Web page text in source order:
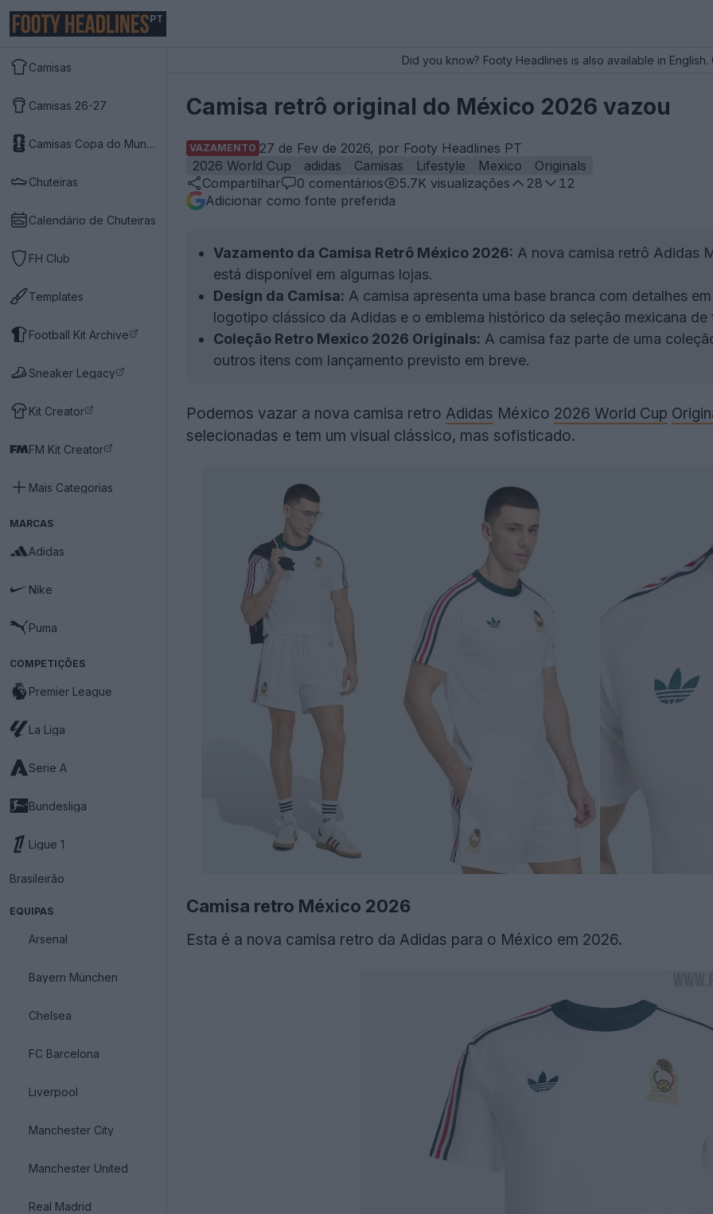
PT
Camisas
Camisas 26-27
Camisas Copa do Mundo 2026
Chuteiras
Calendário de Chuteiras
FH Club
Templates
Football Kit Archive
Sneaker Legacy
Kit Creator
FM Kit Creator
Mais Categorias
MARCAS
Adidas
Nike
Puma
COMPETIÇÕES
Premier League
La Liga
Serie A
Bundesliga
Ligue 1
Brasileirão
EQUIPAS
Arsenal
Bayern München
Chelsea
FC Barcelona
Liverpool
Manchester City
Manchester United
Real Madrid
Did you know? Footy Headlines is also available in
Camisa retrô original do México 2026 vazou
VAZAMENTO 27 de Fev de 2026, por Footy Headlines PT
2026 World Cup
adidas Camisas Lifestyle Mexico
Originals
Compartilhar
0 comentários 5.7K visualizações 28
12
Adicionar como fonte preferida
Vazamento da Camisa Retrô México 2026: A nova camisa retrô Adidas
está disponível em algumas lojas.
Design da Camisa: A camisa apresenta uma base branca com detalhes
logotipo clássico da Adidas e o emblema histórico da seleção mexicana de
Coleção Retro Mexico 2026 Originals: A camisa faz parte de uma
outros itens com lançamento previsto em breve.
Podemos vazar a nova camisa retro Adidas México 2026 World Cup
selecionadas e tem um visual clássico, mas sofisticado.
Camisa retro México 2026
Esta é a nova camisa retro da Adidas para o México em 2026.